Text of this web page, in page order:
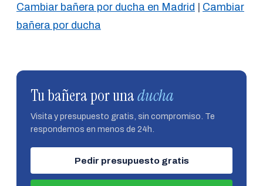
Cambiar bañera por ducha en Madrid | Cambiar
bañera por ducha
Tu bañera por unaducha
Visita y presupuesto gratis, sin compromiso. Te
respondemos en menos de 24h.
Pedir presupuesto gratis